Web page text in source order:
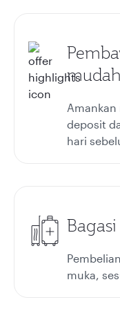
mudah
Amankan
deposit
hari
muka,